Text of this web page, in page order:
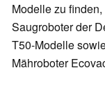
Modelle zu
Saugroboter der
T50-Modelle
Mähroboter